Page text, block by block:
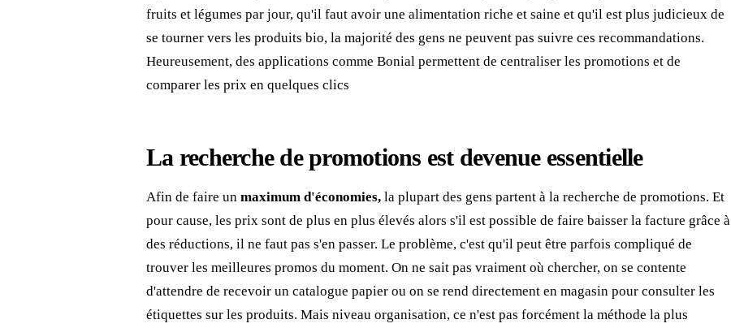
fruits et légumes par jour, qu'il faut avoir une alimentation riche et saine et qu'il est plus judicieux de
se tourner vers les produits bio, la majorité des gens ne peuvent pas suivre ces recommandations.
Heureusement, des applications comme Bonial permettent de centraliser les promotions et de
comparer les prix en quelques clics
La recherche de promotions est devenue essentielle
Afin de faire un maximum d'économies, la plupart des gens partent à la recherche de promotions. Et
pour cause, les prix sont de plus en plus élevés alors s'il est possible de faire baisser la facture grâce à
des réductions, il ne faut pas s'en passer. Le problème, c'est qu'il peut être parfois compliqué de
trouver les meilleures promos du moment. On ne sait pas vraiment où chercher, on se contente
d'attendre de recevoir un catalogue papier ou on se rend directement en magasin pour consulter les
étiquettes sur les produits. Mais niveau organisation, ce n'est pas forcément la méthode la plus